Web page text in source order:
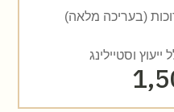
ייעוץ וסטיילינג